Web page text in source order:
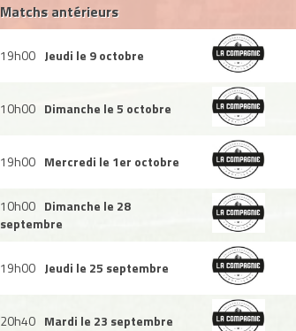
Matchs antérieurs
19h00 Jeudi le 9 octobre
10h00 Dimanche le 5 octobre
19h00 Mercredi le 1er octobre
10h00 Dimanche le 28
septembre
19h00 Jeudi le 25 septembre
20h40 Mardi le 23 septembre